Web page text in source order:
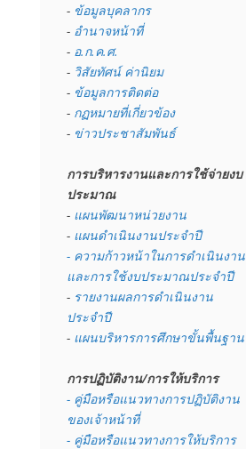
- ข้อมูลบุคลากร
- อำนาจหน้าที่
- อ.ก.ค.ศ.
- วิสัยทัศน์ ค่านิยม
- ข้อมูลการติดต่อ
- กฏหมายที่เกี่ยวข้อง
- ข่าวประชาสัมพันธ์
การบริหารงานและการใช้จ่ายงบ
ประมาณ
- แผนพัฒนาหน่วยงาน
- แผนดำเนินงานประจำปี
- ความก้าวหน้าในการดำเนินงาน
และการใช้งบประมาณประจำปี
- รายงานผลการดำเนินงาน
ประจำปี
- แผนบริหารการศึกษาขั้นพื้นฐาน
การปฏิบัติงาน/การให้บริการ
- คู่มือหรือแนวทางการปฏิบัติงาน
ของเจ้าหน้าที่
- คู่มือหรือแนวทางการให้บริการ